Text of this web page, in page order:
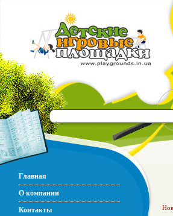
Главная
О компании
Контакты